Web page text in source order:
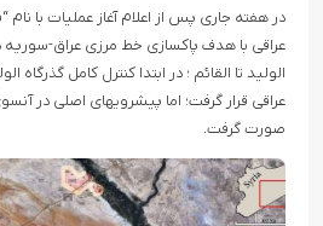
در هفته جاری پس از اعلام آغاز عملیات با
عراقی با هدف پاکسازی خط مرزی عراق-سوریه
الولید تا القائم ؛ در ابتدا کنترل کامل گذرگاه
عراقی قرار گرفت؛ اما پیشرویهای اصلی در
صورت گرفت.